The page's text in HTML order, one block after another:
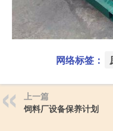
网络标签：
上一篇
饲料厂设备保养计划